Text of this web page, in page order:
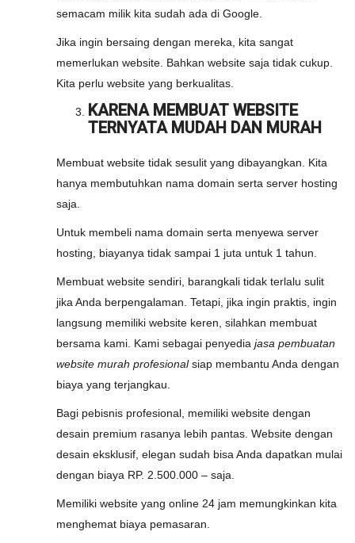
semacam milik kita sudah ada di Google.
Jika ingin bersaing dengan mereka, kita sangat
memerlukan website. Bahkan website saja tidak cukup.
Kita perlu website yang berkualitas.
KARENA MEMBUAT WEBSITE
TERNYATA MUDAH DAN MURAH
Membuat website tidak sesulit yang dibayangkan. Kita
hanya membutuhkan nama domain serta server hosting
saja.
Untuk membeli nama domain serta menyewa server
hosting, biayanya tidak sampai 1 juta untuk 1 tahun.
Membuat website sendiri, barangkali tidak terlalu sulit
jika Anda berpengalaman. Tetapi, jika ingin praktis, ingin
langsung memiliki website keren, silahkan membuat
bersama kami. Kami sebagai penyedia jasa pembuatan
website murah profesionalsiap membantu Anda dengan
biaya yang terjangkau.
Bagi pebisnis profesional, memiliki website dengan
desain premium rasanya lebih pantas. Website dengan
desain eksklusif, elegan sudah bisa Anda dapatkan mulai
dengan biaya RP. 2.500.000 – saja.
Memiliki website yang online 24 jam memungkinkan kita
menghemat biaya pemasaran.